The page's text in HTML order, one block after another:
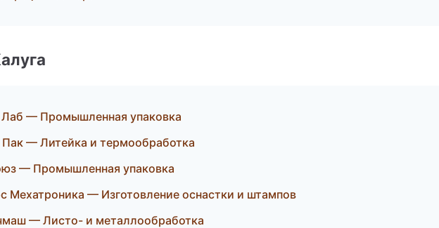
— Промышленная упаковка
— Литейка и термообработка
— Промышленная упаковка
Мехатроника — Изготовление оснастки и штампов
— Листо- и металлообработка